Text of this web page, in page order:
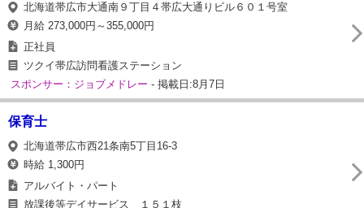
北海道帯広市大通南９丁目４帯広大通りビル６０１号室
月給 273,000円～355,000円
正社員
ツクイ帯広訪問看護ステーション
スポンサー：ジョブメドレー - 掲載日:8月7日
保育士
北海道帯広市西21条南5丁目16‐3
時給 1,300円
アルバイト・パート
放課後等デイサービス １５１枝